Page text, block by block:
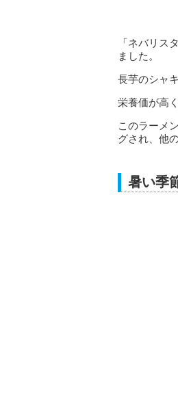
「ネバリス
ました。
長芋のシャ
栄養価が高
このラーメ
グされ、他
暑い季